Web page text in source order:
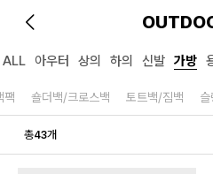
ALL 아우터 상의 하의 신발 가방
팩 숄더백/크로스백 토트백/짐백
총43개